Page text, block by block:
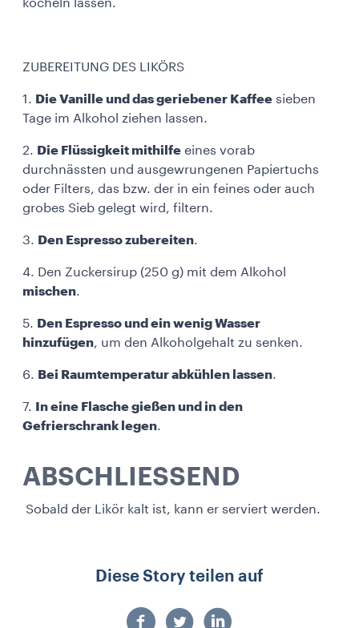
köcheln lassen.
ZUBEREITUNG DES LIKÖRS
1. Die Vanille und das geriebener Kaffee sieben
Tage im Alkohol ziehen lassen.
2. Die Flüssigkeit mithilfe eines vorab
durchnässten und ausgewrungenen Papiertuchs
oder Filters, das bzw. der in ein feines oder auch
grobes Sieb gelegt wird, filtern.
3. Den Espresso zubereiten.
4. Den Zuckersirup (250 g) mit dem Alkohol
mischen.
5. Den Espresso und ein wenig Wasser
hinzufügen, um den Alkoholgehalt zu senken.
6. Bei Raumtemperatur abkühlen lassen.
7.
In eine Flasche gießen und in den
Gefrierschrank legen.
ABSCHLIESSEND
Sobald der Likör kalt ist, kann er serviert werden.
Diese Story teilen auf